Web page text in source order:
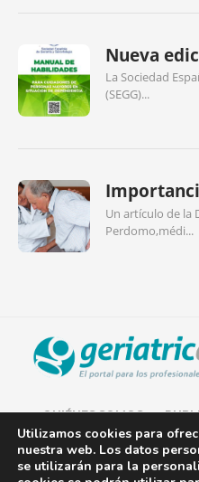
Nueva
La Sociedad
(SEGG)...
Un artículo de la
Perdomo,médi...
QUIÉNES SOMOS
AVISO LEGAL
Utilizamos cookies para
nuestra web. Los datos
se utilizarán para la